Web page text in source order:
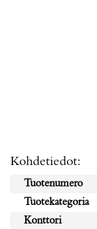
Kohdetiedot:
Tuotenumero
Tuotekategoria
Konttori